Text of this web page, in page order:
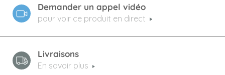
Demander un appel vidéo
pour voir ce produit en direct
Livraisons
En savoir plus